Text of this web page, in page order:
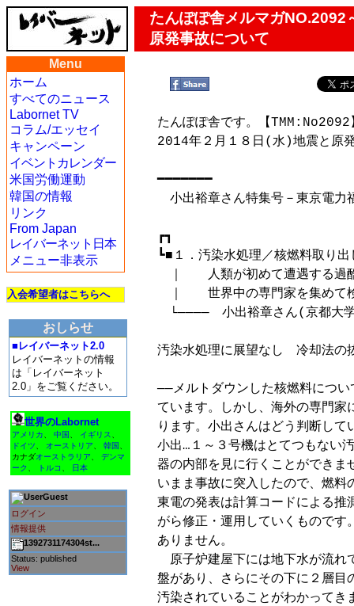
たんぽぽ舎メルマガNO.2092
原発事故について
Menu
ホーム
すべてのニュース
Labornet TV
コラム/エッセイ
キャンペーン
イベントカレンダー
米国労働運動
韓国の情報
リンク
From Japan
レイバーネット日本
メニュー非表示
入会希望者はこちらへ
おしらせ
■レイバーネット2.0
レイバーネットの情報
は「レイバーネット
2.0」をご覧ください。
世界のLabornet
アメリカ 中国 イギリス
ドイツ
オーストリア 韓国
カナダオーストラリア
デンマ
ーク
トルコ 日本
Guest
ログイン
情報提供
1392731174304st...
Status: published
View
たんぽぽ舎です。【TMM:No2092
2014年２月１８日(水)地震と原
━━━━━━━
小出裕章さん特集号－東京電力
┏┓
┗■１．汚染水処理／核燃料取り出
｜　　人類が初めて遭遇する過
｜　　世界中の専門家を集めて
└────　小出裕章さん(京都大
汚染水処理に展望なし　冷却法の
──メルトダウンした核燃料につ
ています。しかし、海外の専門家
ります。小出さんはどう判断して
小出…１～３号機はとてつもない
器の内部を見に行くことができま
いまま事故に突入したので、燃
東電の発表は計算コードによる推
がら修正・運用していくものです
ありません。
原子炉建屋下には地下水が流れ
盤があり、さらにその下に２層目
汚染されていることがわかってき